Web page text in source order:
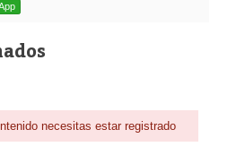
necesitas estar registrado